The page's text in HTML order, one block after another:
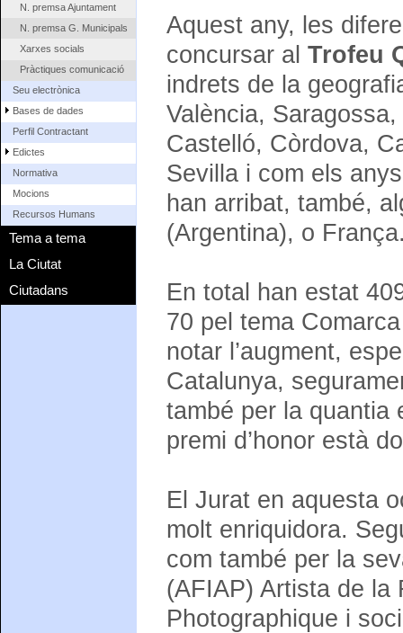
N. premsa Ajuntament
N. premsa G. Municipals
Xarxes socials
Pràctiques comunicació
Seu electrònica
Bases de dades
Perfil Contractant
Edictes
Normativa
Mocions
Recursos Humans
Tema a tema
La Ciutat
Ciutadans
Aquest any, les
concursar al Trofeu
indrets de la
València,
Castelló, Còrdova,
Sevilla i com els
han arribat, també,
(Argentina), o
En total han estat
70 pel tema
notar l’augment,
Catalunya,
també per la quantia
premi d’honor està
El Jurat en aquesta
molt enriquidora.
com també per la
(AFIAP) Artista de la
Photographique i